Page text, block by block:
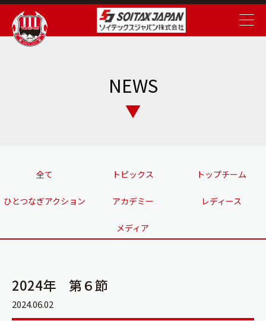
NEWS
全て トピックス トップチーム
ひとつなぎアクション アカデミー レディース
メディア
2024年 第６節
2024.06.02